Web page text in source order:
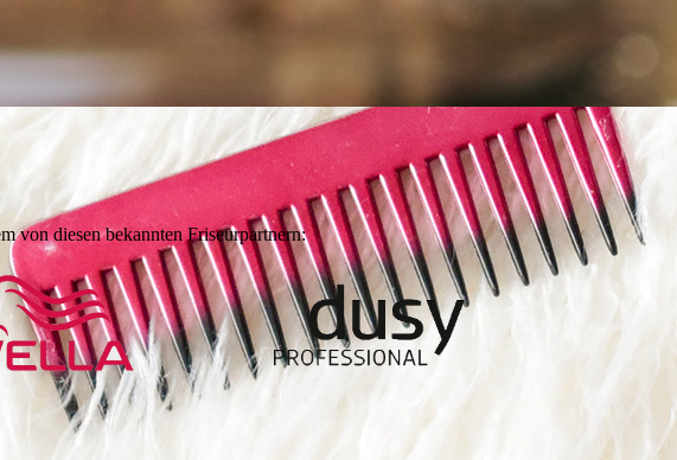
von diesen bekannten Friseurpartnern: